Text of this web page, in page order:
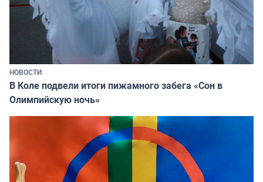
НОВОСТИ
В Коле подвели итоги пижамного забега «Сон в
Олимпийскую ночь»